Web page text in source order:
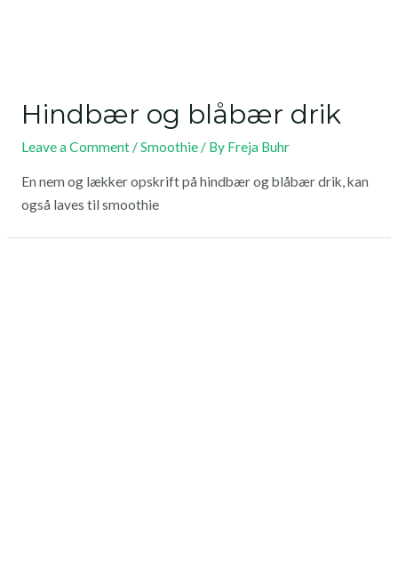
Hindbær og blåbær drik
Leave a Comment /Smoothie/ By Freja Buhr
En nem og lækker opskrift på hindbær og blåbær drik, kan
også laves til smoothie